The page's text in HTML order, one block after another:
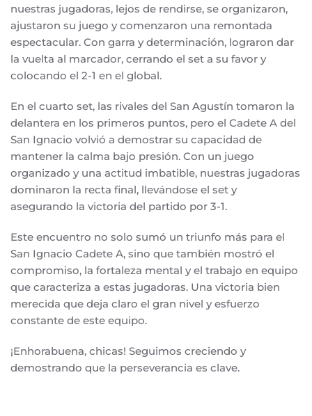
nuestras jugadoras, lejos de rendirse, se organizaron,
ajustaron su juego y comenzaron una remontada
espectacular. Con garra y determinación, lograron dar
la vuelta al marcador, cerrando el set a su favor y
colocando el 2-1 en el global.
En el cuarto set, las rivales del San Agustín tomaron la
delantera en los primeros puntos, pero el Cadete A del
San Ignacio volvió a demostrar su capacidad de
mantener la calma bajo presión. Con un juego
organizado y una actitud imbatible, nuestras jugadoras
dominaron la recta final, llevándose el set y
asegurando la victoria del partido por 3-1.
Este encuentro no solo sumó un triunfo más para el
San Ignacio Cadete A, sino que también mostró el
compromiso, la fortaleza mental y el trabajo en equipo
que caracteriza a estas jugadoras. Una victoria bien
merecida que deja claro el gran nivel y esfuerzo
constante de este equipo.
¡Enhorabuena, chicas! Seguimos creciendo y
demostrando que la perseverancia es clave.